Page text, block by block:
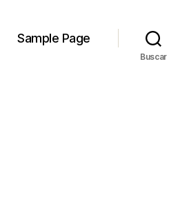
Sample Page
Buscar